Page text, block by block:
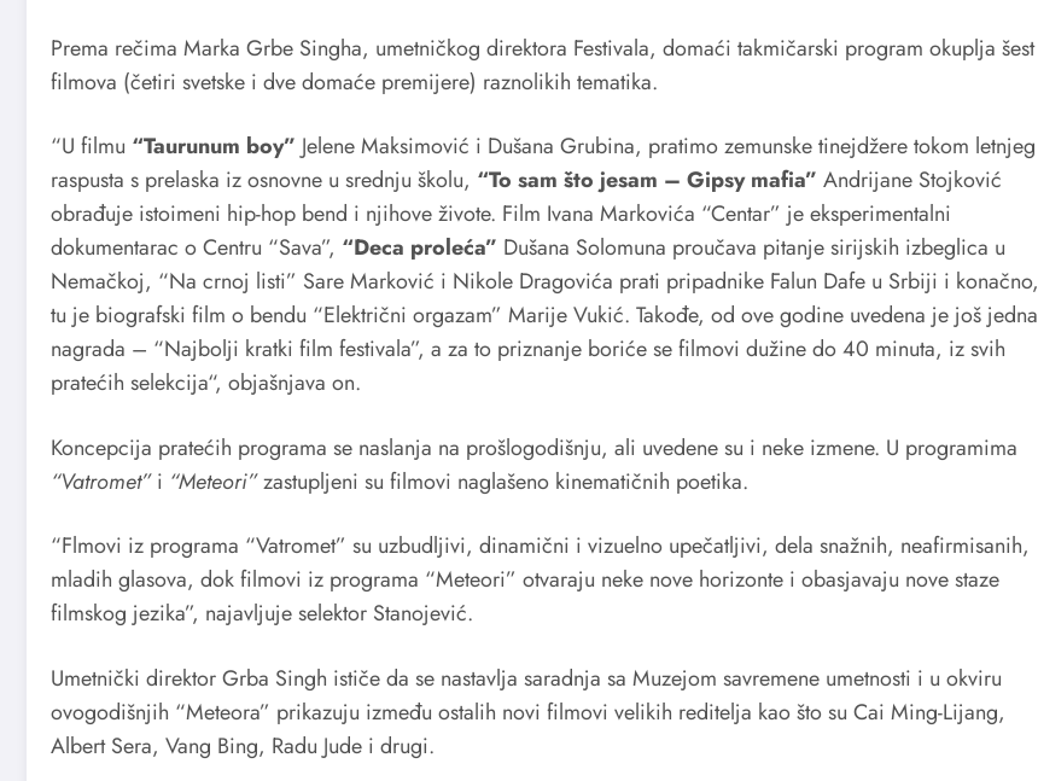
Prema rečima Marka Grbe Singha, umetničkog direktora Festivala, domaći takmičarski program okuplja šest
filmova (četiri svetske i dve domaće premijere) raznolikih tematika.
“U filmu “Taurunum boy” Jelene Maksimović i Dušana Grubina, pratimo zemunske tinejdžere tokom letnjeg
raspusta s prelaska iz osnovne u srednju školu, “To sam što jesam – Gipsy mafia” Andrijane Stojković
obrađuje istoimeni hip-hop bend i njihove živote. Film Ivana Markovića “Centar” je eksperimentalni
dokumentarac o Centru “Sava”, “Deca proleća” Dušana Solomuna proučava pitanje sirijskih izbeglica u
Nemačkoj, “Na crnoj listi” Sare Marković i Nikole Dragovića prati pripadnike Falun Dafe u Srbiji i konačno,
tu je biografski film o bendu “Električni orgazam” Marije Vukić. Takođe, od ove godine uvedena je još jedna
nagrada – “Najbolji kratki film festivala”, a za to priznanje boriće se filmovi dužine do 40 minuta, iz svih
pratećih selekcija“, objašnjava on.
Koncepcija pratećih programa se naslanja na prošlogodišnju, ali uvedene su i neke izmene. U programima
“Vatromet”i “Meteori”zastupljeni su filmovi naglašeno kinematičnih poetika.
“Flmovi iz programa “Vatromet” su uzbudljivi, dinamični i vizuelno upečatljivi, dela snažnih, neafirmisanih,
mladih glasova, dok filmovi iz programa “Meteori” otvaraju neke nove horizonte i obasjavaju nove staze
filmskog jezika”, najavljuje selektor Stanojević.
Umetnički direktor Grba Singh ističe da se nastavlja saradnja sa Muzejom savremene umetnosti i u okviru
ovogodišnjih “Meteora” prikazuju između ostalih novi filmovi velikih reditelja kao što su Cai Ming-Lijang,
Albert Sera, Vang Bing, Radu Jude i drugi.